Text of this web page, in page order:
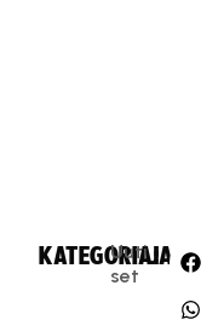
KATEGORIA:
Uuti
set
JAA: